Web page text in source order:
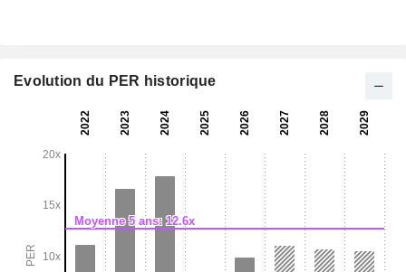
Evolution du PER historique